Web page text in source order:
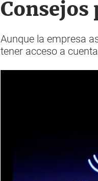
Consejos
Aunque la empresa
tener acceso a